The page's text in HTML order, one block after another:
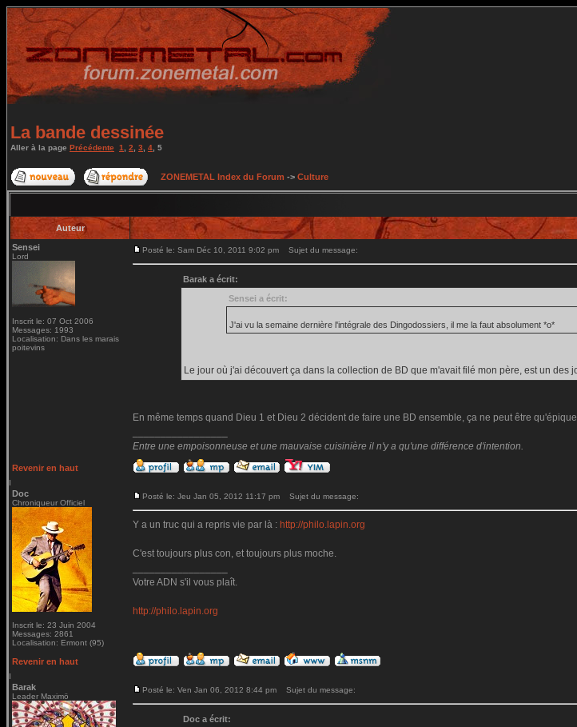
La bande dessinée
Aller à la page Précédente 1 2 3 4 5
ZONEMETAL Index du Forum -> Culture
Auteur
Sensei
Lord
Inscrit le: 07 Oct 2006
Messages: 1993
Localisation: Dans les marais
poitevins
Posté le: Sam Déc 10, 2011 9:02 pm Sujet du message:
Barak a écrit:
Sensei a écrit:
J'ai vu la semaine dernière l'intégrale des Dingodossiers, il me la faut absolument *o*
Le jour où j'ai découvert ça dans la collection de BD que m'avait filé mon père, est un des
En même temps quand Dieu 1 et Dieu 2 décident de faire une BD ensemble, ça ne peut être
Entre une empoisonneuse et une mauvaise cuisinière il n'y a qu'une différence d'intention.
Revenir en haut
Doc
Chroniqueur Officiel
Inscrit le: 23 Juin 2004
Messages: 2861
Localisation: Ermont (95)
Posté le: Jeu Jan 05, 2012 11:17 pm Sujet du message:
Y a un truc qui a repris vie par là : http://philo.lapin.org
C'est toujours plus con, et toujours plus moche.
Votre ADN s'il vous plaît.
http://philo.lapin.org
Revenir en haut
Barak
Leader Maximö
Posté le: Ven Jan 06, 2012 8:44 pm Sujet du message:
Doc a écrit: